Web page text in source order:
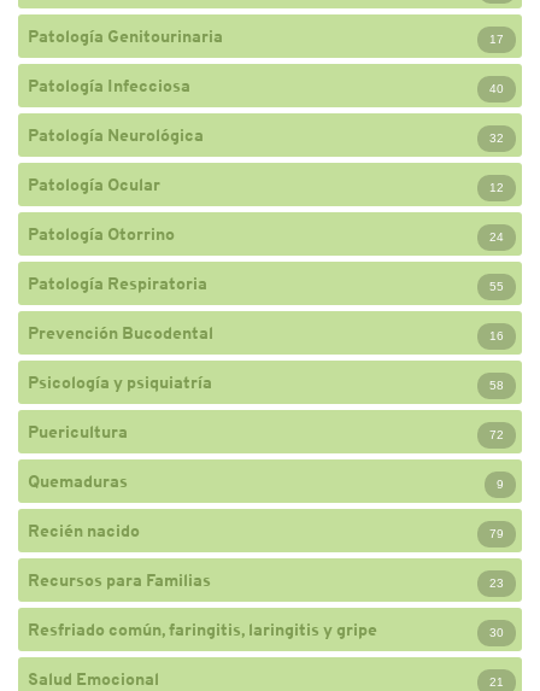
Patología Genitourinaria 17
Patología Infecciosa 40
Patología Neurológica 32
Patología Ocular 12
Patología Otorrino 24
Patología Respiratoria 55
Prevención Bucodental 16
Psicología y psiquiatría 58
Puericultura 72
Quemaduras 9
Recién nacido 79
Recursos para Familias 23
Resfriado común, faringitis, laringitis y gripe 30
Salud Emocional 21